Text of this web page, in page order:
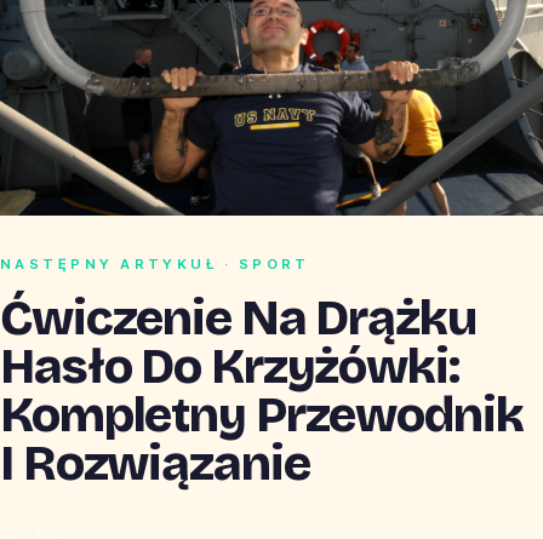
NASTĘPNY ARTYKUŁ · SPORT
Ćwiczenie Na Drążku
Hasło Do Krzyżówki:
Kompletny Przewodnik
I Rozwiązanie